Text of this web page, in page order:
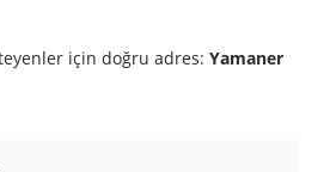
için doğru adres: Yamaner